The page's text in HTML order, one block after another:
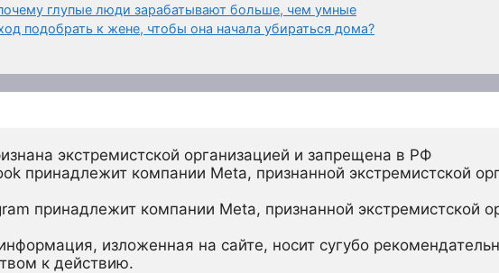
глупые люди зарабатывают больше, чем умные
подобрать к жене, чтобы она начала убираться дома?
экстремистской организацией и запрещена в РФ
принадлежит компании Meta, признанной экстремистской
принадлежит компании Meta, признанной экстремистской
изложенная на сайте, носит сугубо
к действию.